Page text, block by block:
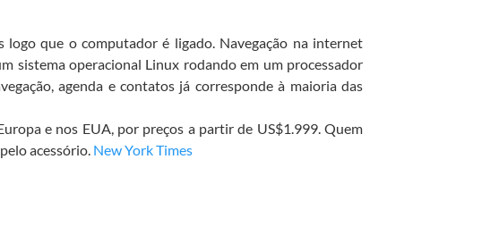
que o computador é ligado. Navegação na internet
sistema operacional Linux rodando em um processador
agenda e contatos já corresponde à maioria das
e nos EUA, por preços a partir de US$1.999. Quem
acessório. New York Times